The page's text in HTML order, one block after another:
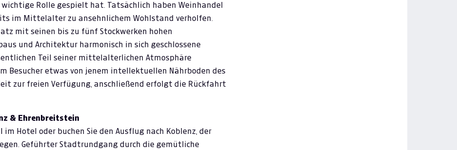
Rolle gespielt hat. Tatsächlich haben Weinhandel
im Mittelalter zu ansehnlichem Wohlstand verholfen.
mit seinen bis zu fünf Stockwerken hohen
und Architektur harmonisch in sich geschlossene
Teil seiner mittelalterlichen Atmosphäre
Besucher etwas von jenem intellektuellen Nährboden des
zur freien Verfügung, anschließend erfolgt die Rückfahrt
& Ehrenbreitstein
Hotel oder buchen Sie den Ausflug nach Koblenz, der
Geführter Stadtrundgang durch die gemütliche